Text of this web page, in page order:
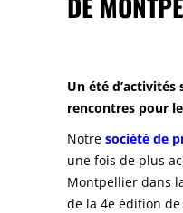
Un été
rencontres pour
Notre société de
une fois de plus
Montpellier dans
de la 4e édition de